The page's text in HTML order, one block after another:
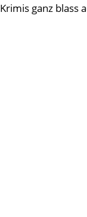
Krimis ganz blass